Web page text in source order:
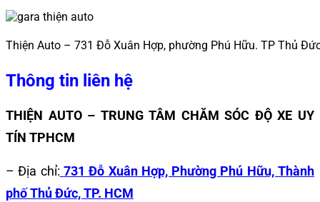
Thiện Auto – 731 Đỗ Xuân Hợp, phường Phú Hữu. TP Thủ
Thông tin liên hệ
THIỆN AUTO – TRUNG TÂM CHĂM SÓC ĐỘ XE UY
TÍN TPHCM
– Địa chỉ: 731 Đỗ Xuân Hợp, Phường Phú Hữu, Thành
phố Thủ Đức, TP. HCM